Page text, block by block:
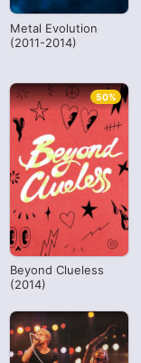
Metal Evolution
(2011-2014)
Beyond Clueless
(2014)
50%